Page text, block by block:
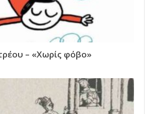
– «Χωρίς φόβο»